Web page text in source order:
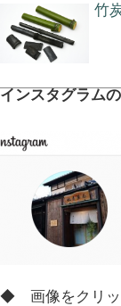
竹
インスタグラム
◆ 画像をクリッ